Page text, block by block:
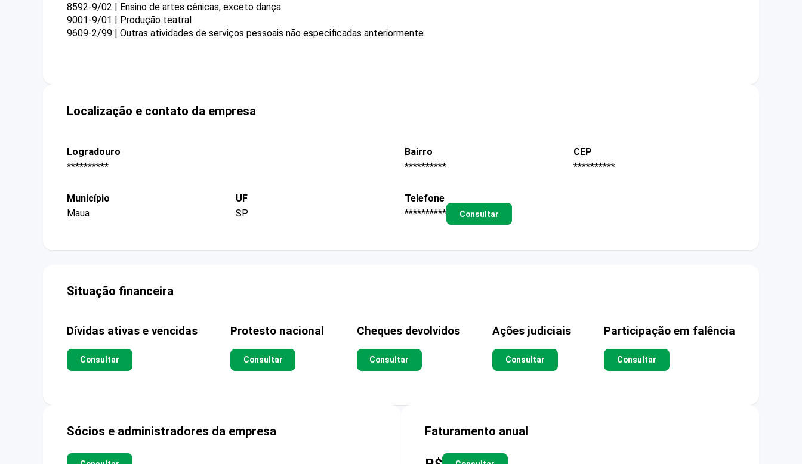
8592-9/02 | Ensino de artes cênicas, exceto dança
9001-9/01 | Produção teatral
9609-2/99 | Outras atividades de serviços pessoais não especificadas anteriormente
Localização e contato da empresa
Logradouro
**********
Bairro
**********
CEP
**********
Município
Maua
UF
SP
Telefone
**********
Consultar
Situação financeira
Dívidas ativas e vencidas
Consultar
Protesto nacional
Consultar
Cheques devolvidos
Consultar
Ações judiciais
Consultar
Participação em falência
Consultar
Sócios e administradores da empresa Faturamento anual